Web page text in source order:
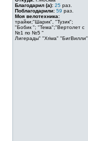
Благодарил (а): 25 раз.
Поблагодарили: 59 раз.
Моя велотехника:
трайки;"Шарик", "Тузик";
"Бобик "; "Тема";"Вертолет с
№1 по №5 "
Лигерады" "Хriwa" "БигВилли"